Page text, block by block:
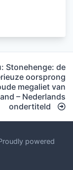
Stonehenge: de
oorsprong
megaliet van
– Nederlands
ondertiteld
powered